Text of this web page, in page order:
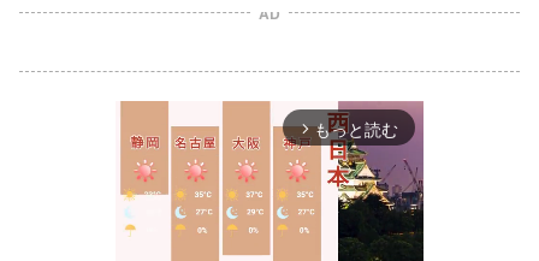
AD
arrow_forward_ios もっと読む